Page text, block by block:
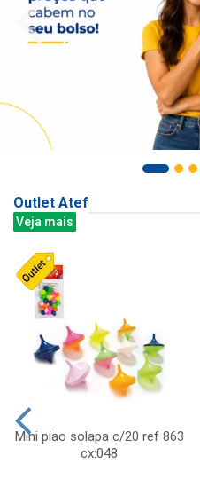
Outlet Atef
Veja mais
Mini piao solapa c/20 ref 863
cx:048